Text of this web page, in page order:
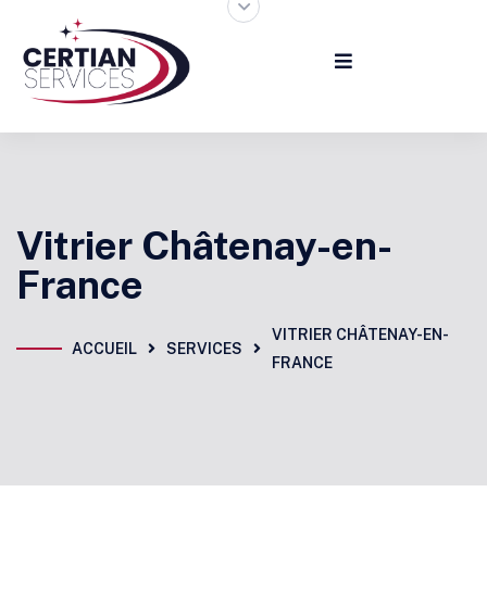
Vitrier Châtenay-en-
France
ACCUEIL SERVICES
VITRIER CHÂTENAY-EN-
FRANCE